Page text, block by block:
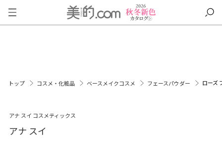
トップ コスメ・化粧品 ベースメイクコスメ フェースパウダー ローズ
アナ スイ コスメティックス
アナ スイ